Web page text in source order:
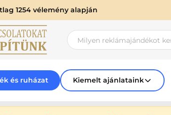
1254 vélemény alapján
és ruházat Kiemelt ajánlataink